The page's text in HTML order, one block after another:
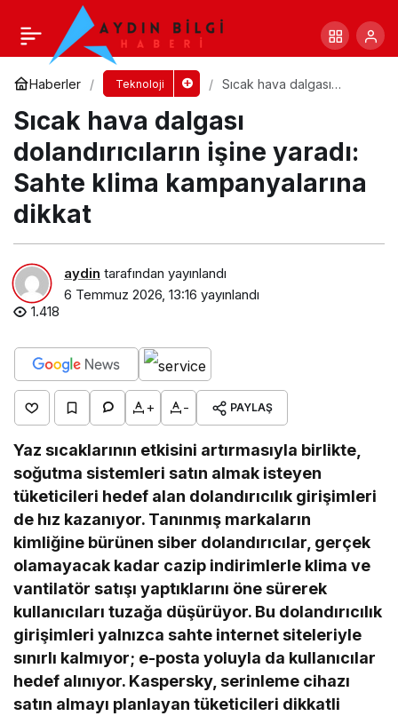
Haberler Teknoloji
Sıcak hava dalgası
yaradı: Sahte klima
kampanyalarına dikkat
Sıcak hava dalgası
dolandırıcıların işine yaradı:
Sahte klima kampanyalarına
dikkat
aydin tarafından yayınlandı
6 Temmuz 2026, 13:16 yayınlandı
1.418
+ - PAYLAŞ
Yaz sıcaklarının etkisini artırmasıyla birlikte,
soğutma sistemleri satın almak isteyen
tüketicileri hedef alan dolandırıcılık girişimleri
de hız kazanıyor. Tanınmış markaların
kimliğine bürünen siber dolandırıcılar, gerçek
olamayacak kadar cazip indirimlerle klima ve
vantilatör satışı yaptıklarını öne sürerek
kullanıcıları tuzağa düşürüyor. Bu dolandırıcılık
girişimleri yalnızca sahte internet siteleriyle
sınırlı kalmıyor; e-posta yoluyla da kullanıcılar
hedef alınıyor. Kaspersky, serinleme cihazı
satın almayı planlayan tüketicileri dikkatli
Rosatom, Vietnam’da Katmanlı Üretim
Teknolojileri Merkezi’nin Kurulmasına Destek
Verecek
Paylaş